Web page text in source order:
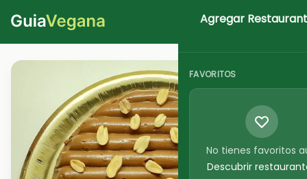
Iniciar Sesion
Agregar
FAVORITOS
No tienes favoritos
Descubrir